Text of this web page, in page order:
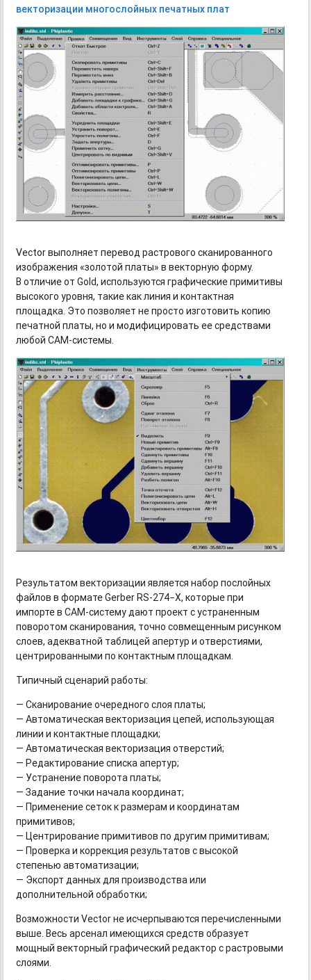
векторизации многослойных печатных плат
Vector выполняет перевод растрового сканированного
изображения «золотой платы» в векторную форму.
В отличие от Gold, используются графические примитивы
высокого уровня, такие как линия и контактная
площадка. Это позволяет не просто изготовить копию
печатной платы, но и модифицировать ее средствами
любой CAM-системы.
Результатом векторизации является набор послойных
файлов в формате Gerber RS-274−X, которые при
импортев CAM-системудают проект с устраненным
поворотом сканирования, точно совмещенным рисунком
слоев, адекватной таблицей апертур и отверстиями,
центрированными по контактным площадкам.
Типичный сценарий работы:
— Сканирование очередного слоя платы;
— Автоматическая векторизация цепей, использующая
линии и контактные площадки;
— Автоматическая векторизация отверстий;
— Редактирование списка апертур;
— Устранение поворота платы;
— Задание точки начала координат;
— Применение сеток к размерам и координатам
примитивов;
— Центрирование примитивов по другим примитивам;
— Проверка и коррекция результатов с высокой
степенью автоматизации;
— Экспорт данных для производства или
дополнительной обработки;
Возможности Vector не исчерпываются перечисленными
выше. Весь арсенал имеющихся средств образует
мощный векторный графический редактор с растровыми
слоями.